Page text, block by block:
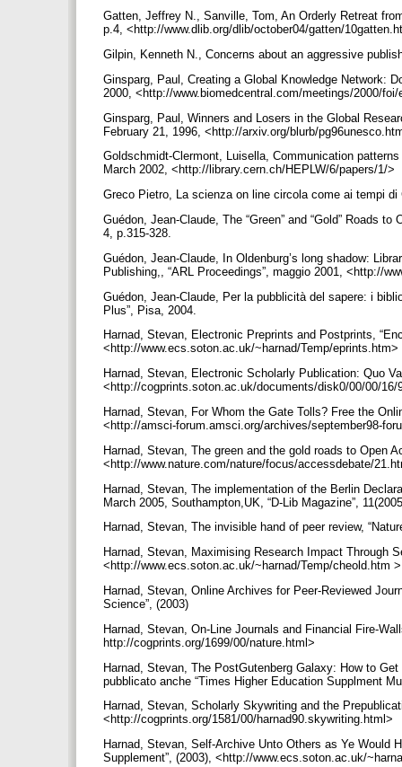
Gatten, Jeffrey N., Sanville, Tom, An Orderly Retreat
p.4, <http://www.dlib.org/dlib/october04/gatten/
Gilpin, Kenneth N., Concerns about an aggressive
Ginsparg, Paul, Creating a Global Knowledge Network:
2000, <http://www.biomedcentral.com/meetings/2000/
Ginsparg, Paul, Winners and Losers in the Global
February 21, 1996, <http://arxiv.org/blurb/
Goldschmidt-Clermont, Luisella, Communication
March 2002, <http://library.cern.ch/HEPLW/6/papers/1/>
Greco Pietro, La scienza on line circola come ai tempi di
Guédon, Jean-Claude, The “Green” and “Gold” Roads
4, p.315-328.
Guédon, Jean-Claude, In Oldenburg’s long shadow:
Publishing,, “ARL Proceedings”, maggio 2001, <http://
Guédon, Jean-Claude, Per la pubblicità del sapere: i
Plus”, Pisa, 2004.
Harnad, Stevan, Electronic Preprints and Postprints,
<http://www.ecs.soton.ac.uk/~harnad/Temp/eprints.htm>
Harnad, Stevan, Electronic Scholarly Publication: Quo
<http://cogprints.soton.ac.uk/documents/disk0/00/00/
Harnad, Stevan, For Whom the Gate Tolls? Free the
<http://amsci-forum.amsci.org/archives/september98-
Harnad, Stevan, The green and the gold roads to Open
<http://www.nature.com/nature/focus/accessdebate/
Harnad, Stevan, The implementation of the Berlin
March 2005, Southampton,UK, “D-Lib Magazine”,
Harnad, Stevan, The invisible hand of peer review,
Harnad, Stevan, Maximising Research Impact Through
<http://www.ecs.soton.ac.uk/~harnad/Temp/cheold.htm
Harnad, Stevan, Online Archives for Peer-Reviewed
Science”, (2003)
Harnad, Stevan, On-Line Journals and Financial Fire-
http://cogprints.org/1699/00/nature.html>
Harnad, Stevan, The PostGutenberg Galaxy: How to
pubblicato anche “Times Higher Education Supplment
Harnad, Stevan, Scholarly Skywriting and the
<http://cogprints.org/1581/00/harnad90.skywriting.html>
Harnad, Stevan, Self-Archive Unto Others as Ye Would
Supplement”, (2003), <http://www.ecs.soton.ac.uk/